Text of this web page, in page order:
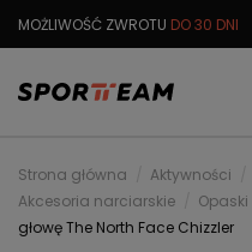
MOŻLIWOŚĆ ZWROTU DO 30 DNI
Strona główna Aktywności
Akcesoria narciarskie
głowę The North Face Chizzler